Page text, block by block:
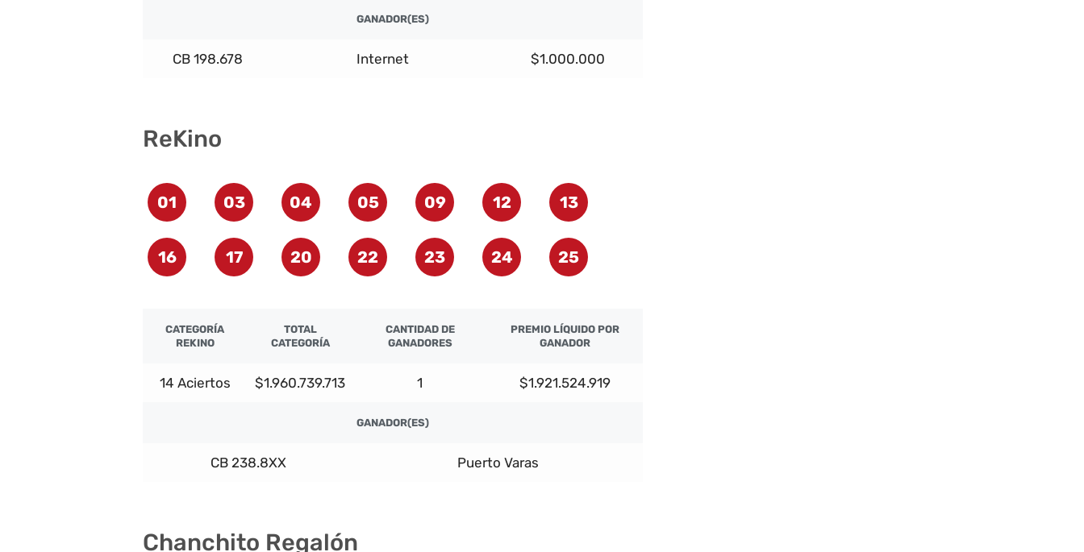
GANADOR(ES)
CB 198.678 Internet $1.000.000
ReKino
01 03 04 05 09 12 13
16 17 20 22 23 24 25
CATEGORÍA
REKINO
TOTAL
CATEGORÍA
CANTIDAD DE
GANADORES
PREMIO LÍQUIDO POR
GANADOR
14 Aciertos $1.960.739.713 1 $1.921.524.919
GANADOR(ES)
CB 238.8XX Puerto Varas
Chanchito Regalón